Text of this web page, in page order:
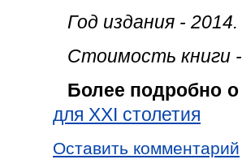
Год издания -
Стоимость книги
Более подробно о
для XXI столетия
Оставить комментарий